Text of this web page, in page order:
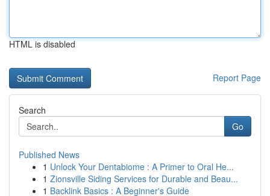
HTML is disabled
Report Page
Search
Go
Published News
1 Unlock Your Dentabiome : A Primer to Oral He...
1 Zionsville Siding Services for Durable and Beau...
1 Backlink Basics : A Beginner's Guide